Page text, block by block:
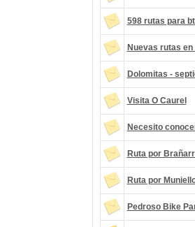
598 rutas para
Nuevas rutas en
Dolomitas -
Visita O Caurel
Necesito
Ruta por
Ruta por
Pedroso Bike